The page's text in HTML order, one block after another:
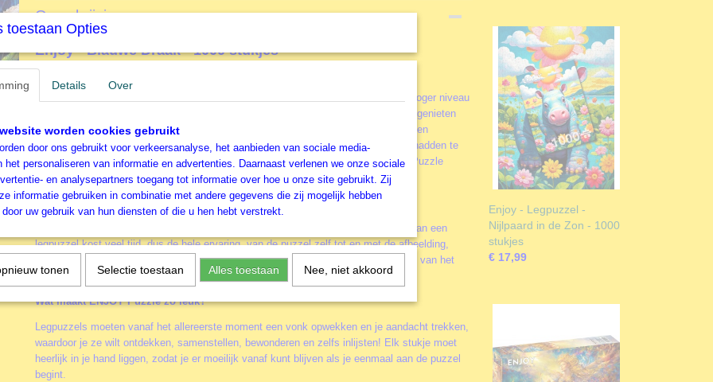
Productcode
EAN code
Productcode leverancier
Formaat gelegde puzzel
68x 48 cm
Omschrijving
Enjoy - Blauwe Draak - 1000 stukjes
Hallo!
Wij zijn ENJOY Puzzle, een team van puzzelliefhebbers die hun passie naar een hoger niveau
hebben getild. Na jarenlang puzzelen ontdekten we precies wat ons het meest laat genieten
van een legpuzzel! Onze zoektocht naar de perfecte puzzel veranderde al snel in een
droomproject toen we besloten om alle ideale eigenschappen die we in gedachten hadden te
combineren om de meest opwindende legpuzzels te maken – en zo werd ENJOY Puzzle
werkelijkheid!
Waarom heten we ENJOY Puzzle?
Waarom zou je aan een puzzel werken als je er geen plezier in hebt?! Het leggen van een
legpuzzel kost veel tijd, dus de hele ervaring, van de puzzel zelf tot en met de afbeelding,
moet leuk en onderhoudend zijn! Uiteindelijk moet je zeggen: " Ik heb echt genoten van het
werken aan deze Blauwe Draak puzzel! ", en niet met een bittere nasmaak!
Wat maakt ENJOY Puzzle zo leuk?
Legpuzzels moeten vanaf het allereerste moment een vonk opwekken en je aandacht trekken,
waardoor je ze wilt ontdekken, samenstellen, bewonderen en zelfs inlijsten! Elk stukje moet
heerlijk in je hand liggen, zodat je er moeilijk vanaf kunt blijven als je eenmaal aan de puzzel
begint.
Enjoy - Legpuzzel -
Nijlpaard in de Zon - 1000
stukjes
€ 17,99
toestaan Opties
Details Over
worden cookies gebruikt
door ons gebruikt voor verkeersanalyse, het aanbieden van sociale media-
het personaliseren van informatie en advertenties. Daarnaast verlenen we onze sociale
en analysepartners toegang tot informatie over hoe u onze site gebruikt. Zij
informatie gebruiken in combinatie met andere gegevens die zij mogelijk hebben
uw gebruik van hun diensten of die u hen hebt verstrekt.
tonen Selectie toestaan Alles toestaan Nee, niet akkoord